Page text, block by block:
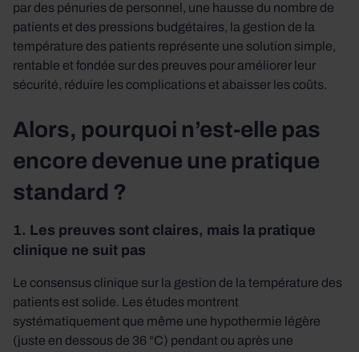
par des pénuries de personnel, une hausse du nombre de
patients et des pressions budgétaires, la gestion de la
température des patients représente une solution simple,
rentable et fondée sur des preuves pour améliorer leur
sécurité, réduire les complications et abaisser les coûts.
Alors, pourquoi n’est-elle pas
encore devenue une pratique
standard ?
1. Les preuves sont claires, mais la pratique
clinique ne suit pas
Le consensus clinique sur la gestion de la température des
patients est solide. Les études montrent
systématiquement que même une hypothermie légère
(juste en dessous de 36 °C) pendant ou après une